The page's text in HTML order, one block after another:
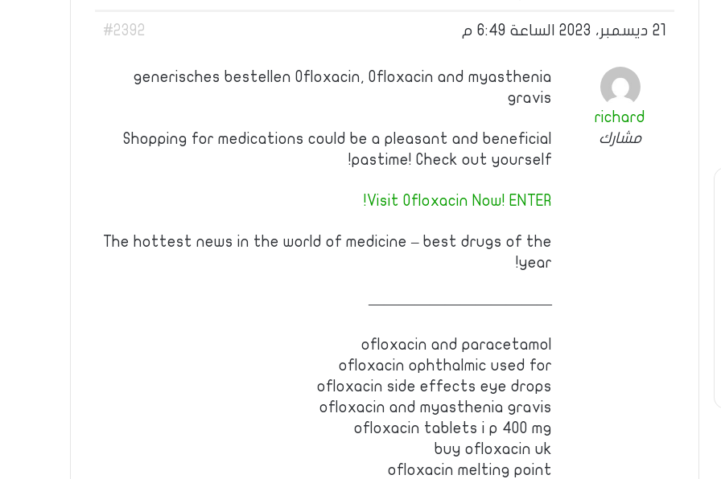
21 ديسمبر، 2023 الساعة 6:49 م #2392
richard
مشارك
generisches bestellen Ofloxacin, Ofloxacin and myasthenia
gravis
Shopping for medications could be a pleasant and beneficial
pastime! Check out yourself!
Visit Ofloxacin Now! ENTER!
The hottest news in the world of medicine – best drugs of the
year!
————————————
ofloxacin and paracetamol
ofloxacin ophthalmic used for
ofloxacin side effects eye drops
ofloxacin and myasthenia gravis
ofloxacin tablets i p 400 mg
buy ofloxacin uk
ofloxacin melting point